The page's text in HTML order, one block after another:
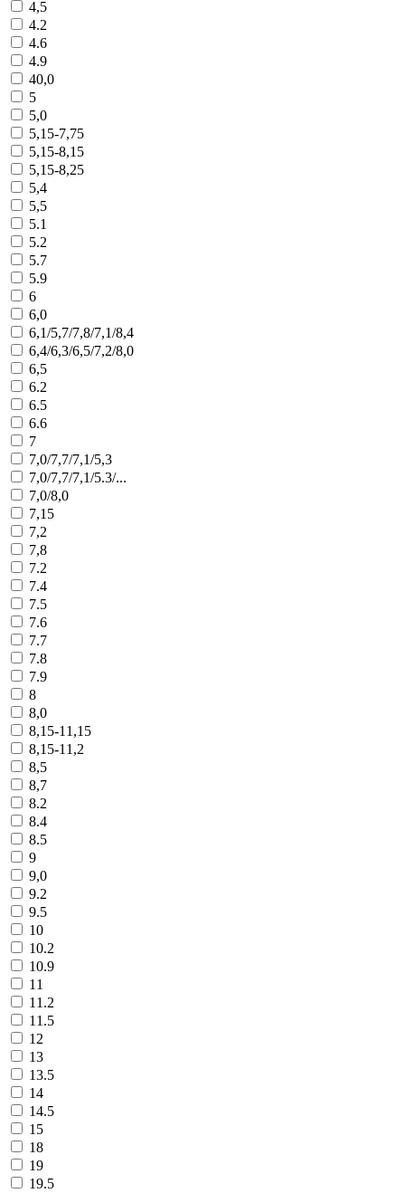
4,5
4.2
4.6
4.9
40,0
5
5,0
5,15-7,75
5,15-8,15
5,15-8,25
5,4
5,5
5.1
5.2
5.7
5.9
6
6,0
6,1/5,7/7,8/7,1/8,4
6,4/6,3/6,5/7,2/8,0
6,5
6.2
6.5
6.6
7
7,0/7,7/7,1/5,3
7,0/7,7/7,1/5.3/...
7,0/8,0
7,15
7,2
7,8
7.2
7.4
7.5
7.6
7.7
7.8
7.9
8
8,0
8,15-11,15
8,15-11,2
8,5
8,7
8.2
8.4
8.5
9
9,0
9.2
9.5
10
10.2
10.9
11
11.2
11.5
12
13
13.5
14
14.5
15
18
19
19.5